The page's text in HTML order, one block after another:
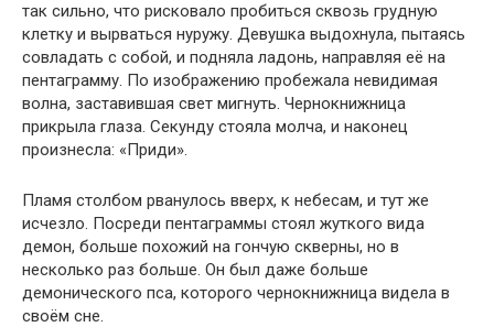
так сильно, что рисковало пробиться сквозь грудную
клетку и вырваться нуружу. Девушка выдохнула, пытаясь
совладать с собой, и подняла ладонь, направляя её на
пентаграмму. По изображению пробежала невидимая
волна, заставившая свет мигнуть. Чернокнижница
прикрыла глаза. Секунду стояла молча, и наконец
произнесла: «Приди».
Пламя столбом рванулось вверх, к небесам, и тут же
исчезло. Посреди пентаграммы стоял жуткого вида
демон, больше похожий на гончую скверны, но в
несколько раз больше. Он был даже больше
демонического пса, которого чернокнижница видела в
своём сне.